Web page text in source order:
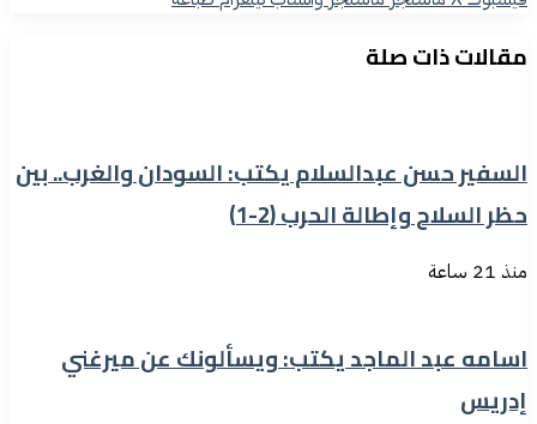
مقالات ذات صلة
السفير حسن عبدالسلام يكتب: السودان والغرب.. بين
حظر السلاح وإطالة الحرب (2-1)
منذ 21 ساعة
اسامه عبد الماجد يكتب: ويسألونك عن ميرغني
إدريس